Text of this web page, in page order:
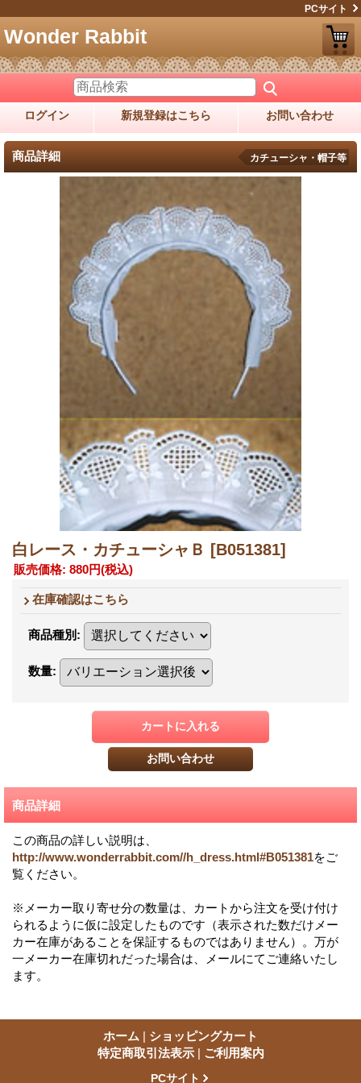
PCサイト
Wonder Rabbit
ログイン 新規登録はこちら お問い合わせ
商品詳細 カチューシャ・帽子等
白レース・カチューシャＢ [B051381]
販売価格: 880円(税込)
在庫確認はこちら
商品種別 :
数量:
商品詳細
この商品の詳しい説明は、
http://www.wonderrabbit.com//h_dress.html#B051381をご
覧ください。
※メーカー取り寄せ分の数量は、カートから注文を受け付け
られるように仮に設定したものです（表示された数だけメー
カー在庫があることを保証するものではありません）。万が
一メーカー在庫切れだった場合は、メールにてご連絡いたし
ます。
ホーム | ショッピングカート
特定商取引法表示 | ご利用案内
PCサイト